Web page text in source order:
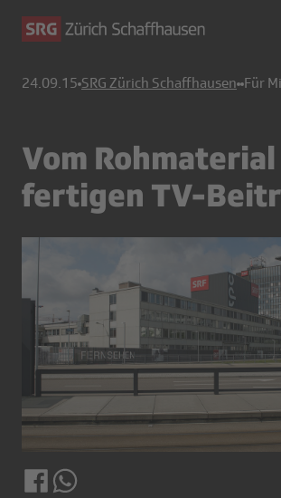
24.09.15 SRG Zürich Schaffhausen Für
Vom
fertigen TV-